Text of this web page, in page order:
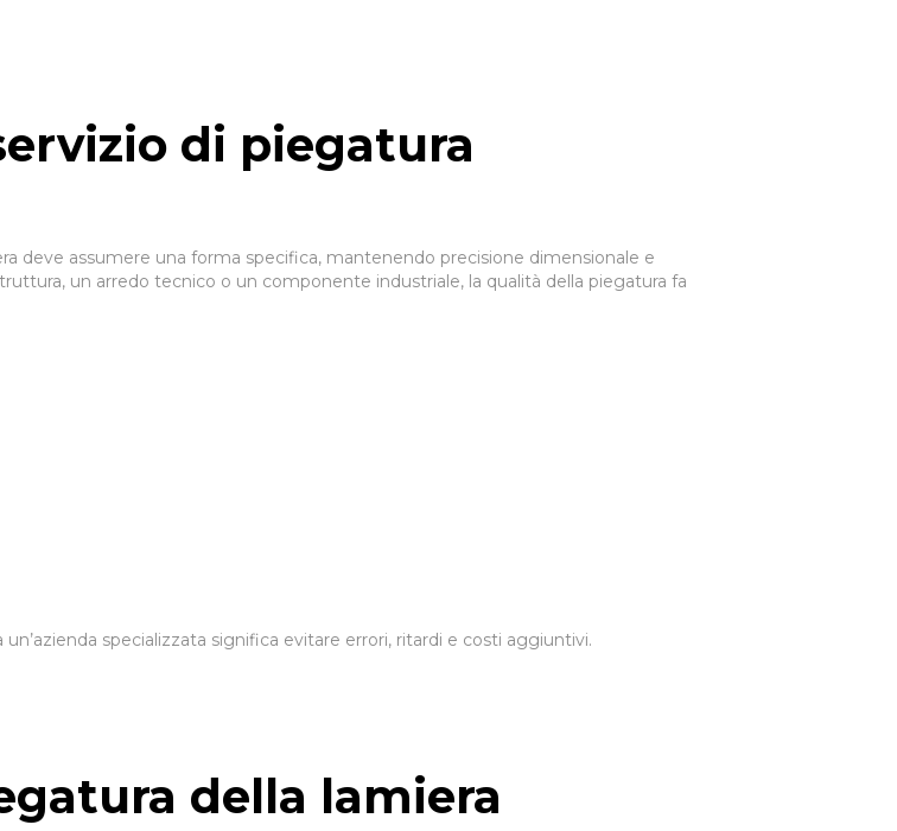
di piegatura
deve assumere una forma specifica, mantenendo precisione dimensionale e
un arredo tecnico o un componente industriale, la qualità della piegatura fa
specializzata significa evitare errori, ritardi e costi aggiuntivi.
della lamiera